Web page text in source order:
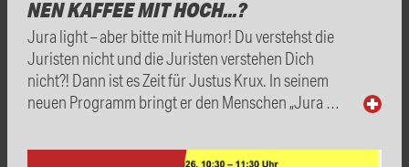
NEN KAFFEE MIT HOCH...?
Jura light – aber bitte mit Humor! Du verstehst die
Juristen nicht und die Juristen verstehen Dich
nicht?! Dann ist es Zeit für Justus Krux. In seinem
neuen Programm bringt er den Menschen „Jura …